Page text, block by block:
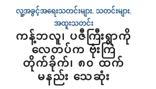
လူ့အခွင့်အရေးသတင်းများ,သတင်းများ,
အထူးသတင်း
ကန့်ဘလူ၊ ပဇီကြီးရွာကို
လေတပ်က ဗုံးကြဲ
တိုက်ခိုက်၊ ၈၀ ထက်
မနည်း သေဆုံး